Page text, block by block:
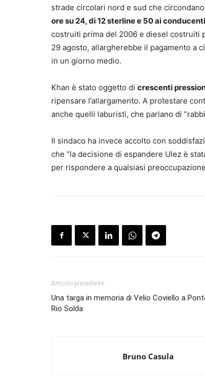
strade circolari nord e sud che
ore su 24, di 12 sterline e 50 ai
costruiti prima del 2006 e diesel costruiti
29 agosto, allargherebbe il pagamento a
in un giorno medio.
Khan è stato oggetto di crescenti
ripensare l’allargamento. A protestare
anche quelli laburisti, che parlano di
Il sindaco ha invece accolto con
che “la decisione di espandere Ulez è
per rispondere a qualsiasi
Articolo precedente
Una targa in memoria di Velio Coviello a
Rio Solda
Bruno Casula